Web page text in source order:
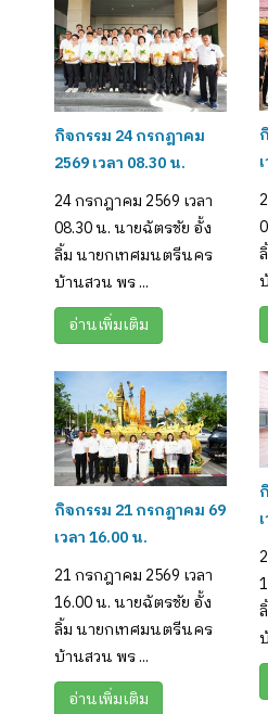
กิจกรรม 24 กรกฎาคม
2569 เวลา 08.30 น.
24 กรกฎาคม 2569 เวลา
08.30 น. นายฉัตรชัย อั้ง
ลิ้ม นายกเทศมนตรีนคร
บ้านสวน พร ...
อ่านเพิ่มเติม
กิจกรรม 21 กรกฎาคม 69
เวลา 16.00 น.
21 กรกฎาคม 2569 เวลา
16.00 น. นายฉัตรชัย อั้ง
ลิ้ม นายกเทศมนตรีนคร
บ้านสวน พร ...
อ่านเพิ่มเติม